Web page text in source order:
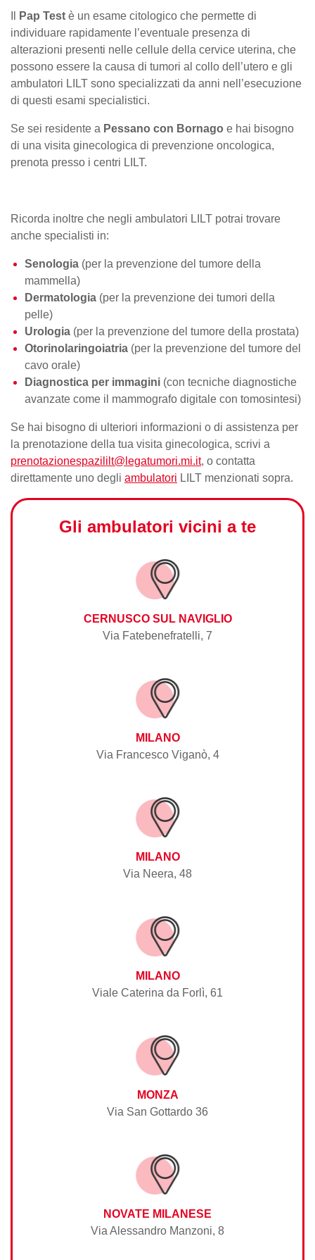
Pap Test è un esame citologico che permette di
individuare rapidamente l’eventuale presenza di
alterazioni presenti nelle cellule della cervice uterina, che
possono essere la causa di tumori al collo dell’utero e gli
ambulatori LILT sono specializzati da anni nell’esecuzione
di questi esami specialistici.
Se sei residente a Pessano con Bornago e hai bisogno
di una visita ginecologica di prevenzione oncologica,
prenota presso i centri LILT.
Ricorda inoltre che negli ambulatori LILT potrai trovare
anche specialisti in:
Senologia (per la prevenzione del tumore della
mammella)
Dermatologia (per la prevenzione dei tumori della
pelle)
Urologia (per la prevenzione del tumore della prostata)
Otorinolaringoiatria (per la prevenzione del tumore del
cavo orale)
Diagnostica per immagini (con tecniche diagnostiche
avanzate come il mammografo digitale con tomosintesi)
Se hai bisogno di ulteriori informazioni o di assistenza per
la prenotazione della tua visita ginecologica, scrivi a
prenotazionespazililt@legatumori.mi.it, o contatta
direttamente uno degli ambulatori LILT menzionati sopra.
Gli ambulatori vicini a te
CERNUSCO SUL NAVIGLIO
Via Fatebenefratelli, 7
MILANO
Via Francesco Viganò, 4
MILANO
Via Neera, 48
MILANO
Viale Caterina da Forlì, 61
MONZA
Via San Gottardo 36
NOVATE MILANESE
Via Alessandro Manzoni, 8